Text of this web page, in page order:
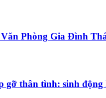
Phòng Gia Đình
gỡ thân tình: sinh